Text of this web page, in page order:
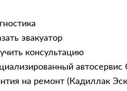
эвакуатор
консультацию
автосервис
на ремонт (Кадиллак